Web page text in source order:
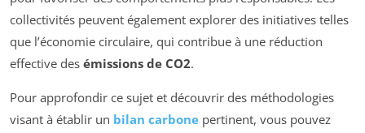
collectivités peuvent également explorer des initiatives telles
que l’économie circulaire, qui contribue à une réduction
effective des émissions de CO2.
Pour approfondir ce sujet et découvrir des méthodologies
visant à établir un bilan carbone pertinent, vous pouvez